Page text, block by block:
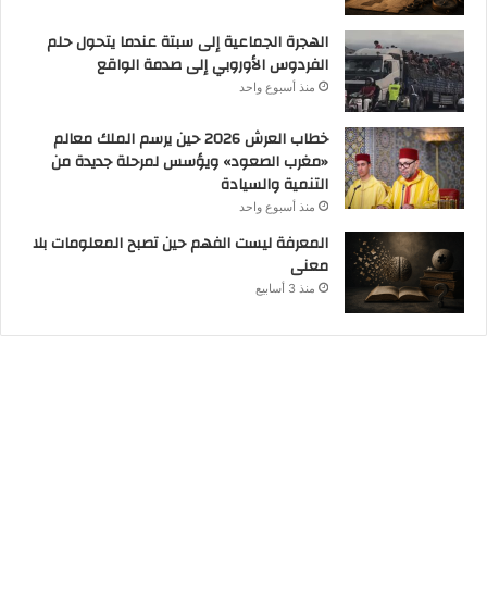
الهجرة الجماعية إلى سبتة عندما يتحول حلم
الفردوس الأوروبي إلى صدمة الواقع
منذ أسبوع واحد
خطاب العرش 2026 حين يرسم الملك معالم
«مغرب الصعود» ويؤسس لمرحلة جديدة من
التنمية والسيادة
منذ أسبوع واحد
المعرفة ليست الفهم حين تصبح المعلومات بلا
معنى
منذ 3 أسابيع